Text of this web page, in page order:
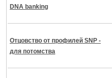
DNA banking
Отцовство от профилей SNP -
для потомства